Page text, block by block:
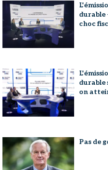
durable
choc
durable
on
Pas de